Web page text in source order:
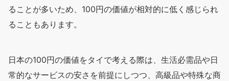
ることが多いため、100円の価値が相対的に低く感じられ
ることもあります。
日本の100円の価値をタイで考える際は、生活必需品や日
常的なサービスの安さを前提にしつつ、高級品や特殊な商